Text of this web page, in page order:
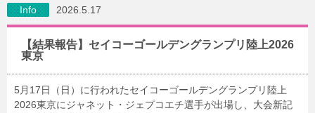
Info 2026.5.17
【結果報告】セイコーゴールデングランプリ陸上2026
東京
5月17日（日）に行われたセイコーゴールデングランプリ陸上
2026東京にジャネット・ジェプコエチ選手が出場し、大会新記